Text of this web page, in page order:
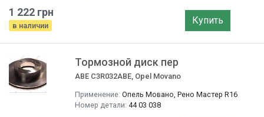
1 222 грн
в наличии Купить
Тормозной диск пер
ABE C3R032ABE, Opel Movano
Применение: Опель Мовано, Рено Мастер R16
Номер детали: 44 03 038